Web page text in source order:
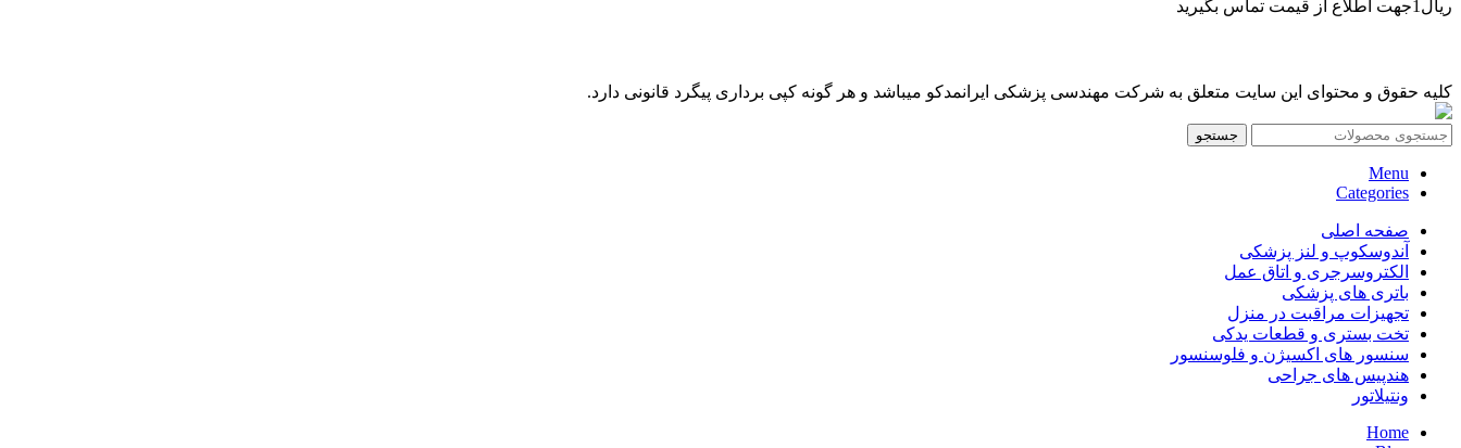
ریال 1جهت اطلاع از قیمت تماس بگیرید
کلیه حقوق و محتوای این سایت متعلق به شرکت مهندسی پزشکی ایرانمدکو میباشد و هر گونه کپی برداری پیگرد قانونی دارد.
جستجو
Menu
Categories
صفحه اصلی
آندوسکوپ و لنز پزشکی
الکتروسرجری و اتاق عمل
باتری های پزشکی
تجهیزات مراقبت در منزل
تخت بستری و قطعات یدکی
سنسور های اکسیژن و فلوسنسور
هندپیس های جراحی
ونتیلاتور
Home